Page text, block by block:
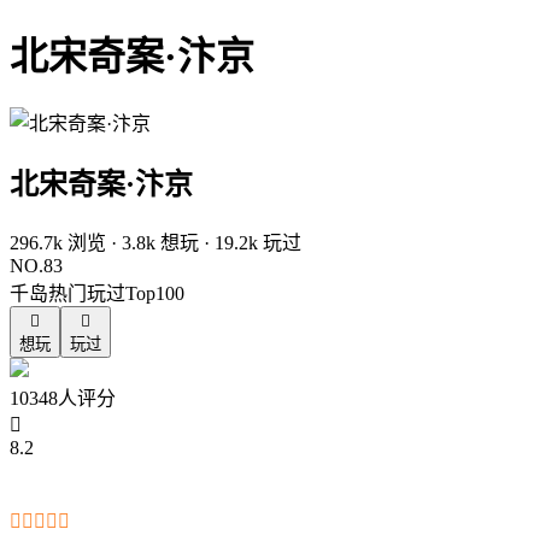
北宋奇案·汴京
北宋奇案·汴京
296.7k 浏览 · 3.8k 想玩 · 19.2k 玩过
NO.83
千岛热门玩过Top100

想玩

玩过
10348人评分

8.2
    